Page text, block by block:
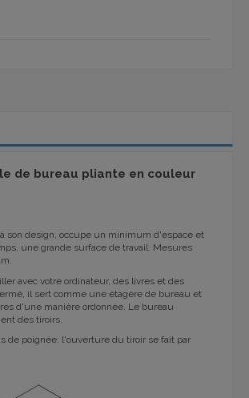
de bureau pliante en couleur
son design, occupe un minimum d'espace et
une grande surface de travail. Mesures
avec votre ordinateur, des livres et des
il sert comme une étagère de bureau et
d'une manière ordonnée. Le bureau
des tiroirs.
de poignée: l'ouverture du tiroir se fait par